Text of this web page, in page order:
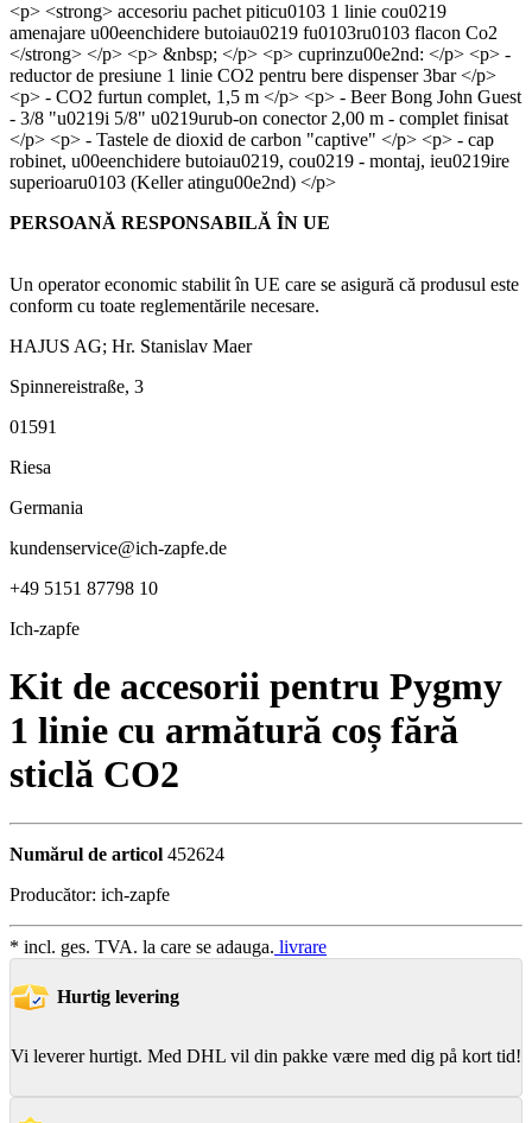
<p> <strong> accesoriu pachet piticu0103 1 linie cou0219
amenajare u00eenchidere butoiau0219 fu0103ru0103 flacon Co2
</strong> </p> <p> &nbsp; </p> <p> cuprinzu00e2nd: </p> <p> -
reductor de presiune 1 linie CO2 pentru bere dispenser 3bar </p>
<p> - CO2 furtun complet, 1,5 m </p> <p> - Beer Bong John Guest
- 3/8 "u0219i 5/8" u0219urub-on conector 2,00 m - complet finisat
</p> <p> - Tastele de dioxid de carbon "captive" </p> <p> - cap
robinet, u00eenchidere butoiau0219, cou0219 - montaj, ieu0219ire
superioaru0103 (Keller atingu00e2nd) </p>
PERSOANĂ RESPONSABILĂ ÎN UE
Un operator economic stabilit în UE care se asigură că produsul este
conform cu toate reglementările necesare.
HAJUS AG; Hr. Stanislav Maer
Spinnereistraße, 3
01591
Riesa
Germania
kundenservice@ich-zapfe.de
+49 5151 87798 10
Ich-zapfe
Kit de accesorii pentru Pygmy
1 linie cu armătură coș fără
sticlă CO2
Numărul de articol 452624
Producător: ich-zapfe
* incl. ges. TVA. la care se adauga. livrare
Hurtig levering
Vi leverer hurtigt. Med DHL vil din pakke være med dig på kort tid!